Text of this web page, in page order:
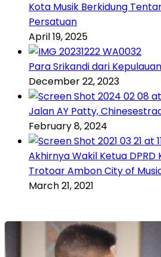
Kota Musik Berkidung
Persatuan
April 19, 2025
Para Srikandi dari
December 22, 2023
Jalan AY Patty,
February 8, 2024
Akhirnya Wakil Ketua DPRD
Trotoar Ambon City of
March 21, 2021